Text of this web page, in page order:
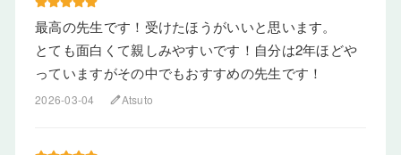
最高の先生です！受けたほうがいいと思います。
とても面白くて親しみやすいです！自分は2年ほどや
っていますがその中でもおすすめの先生です！
2026-03-04 editAtsuto